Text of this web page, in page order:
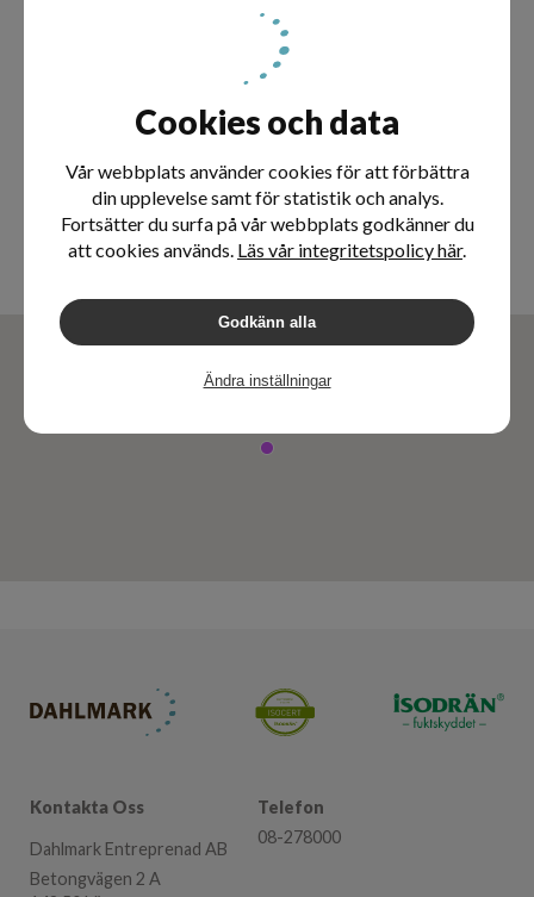
Projektledare
Malek Gesher
malek@dahlmark.se
070-7777209
Kontakta Oss
Dahlmark Entreprenad AB
Betongvägen 2 A
Telefon
08-278000
Cookies och data
Vår webbplats använder cookies för att förbättra
din upplevelse samt för statistik och analys.
Fortsätter du surfa på vår webbplats godkänner du
att cookies används. Läs vår integritetspolicy här.
Godkänn alla
Ändra inställningar